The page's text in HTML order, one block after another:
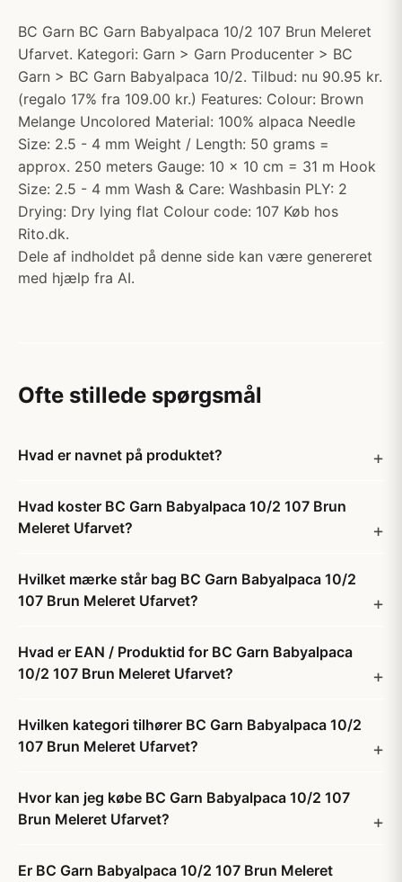
BC Garn BC Garn Babyalpaca 10/2 107 Brun Meleret
Ufarvet. Kategori: Garn > Garn Producenter > BC
Garn > BC Garn Babyalpaca 10/2. Tilbud: nu 90.95 kr.
(regalo 17% fra 109.00 kr.) Features: Colour: Brown
Melange Uncolored Material: 100% alpaca Needle
Size: 2.5 - 4 mm Weight / Length: 50 grams =
approx. 250 meters Gauge: 10 x 10 cm = 31 m Hook
Size: 2.5 - 4 mm Wash & Care: Washbasin PLY: 2
Drying: Dry lying flat Colour code: 107 Køb hos
Rito.dk.
Dele af indholdet på denne side kan være genereret
med hjælp fra AI.
Ofte stillede spørgsmål
Hvad er navnet på produktet?
Hvad koster BC Garn Babyalpaca 10/2 107 Brun
Meleret Ufarvet?
Hvilket mærke står bag BC Garn Babyalpaca 10/2
107 Brun Meleret Ufarvet?
Hvad er EAN / Produktid for BC Garn Babyalpaca
10/2 107 Brun Meleret Ufarvet?
Hvilken kategori tilhører BC Garn Babyalpaca 10/2
107 Brun Meleret Ufarvet?
Hvor kan jeg købe BC Garn Babyalpaca 10/2 107
Brun Meleret Ufarvet?
Er BC Garn Babyalpaca 10/2 107 Brun Meleret